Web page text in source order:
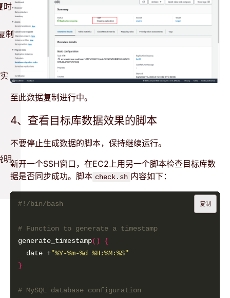
时
制
明
至此数据复制进行中。
4、查看目标库数据效果的脚本
不要停止生成数据的脚本，保持继续运行。
新开一个SSH窗口，在EC2上用另一个脚本检查目标库数
据是否同步成功。脚本 check.sh 内容如下：
# Function to generate a timestamp
generate_timestamp()
{
  date +
"%Y-%m-%d %H:%M:%S"
}
# MySQL database configuration
复制